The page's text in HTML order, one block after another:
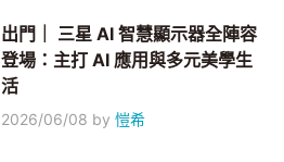
出門｜ 三星 AI 智慧顯示器全陣容
登場：主打 AI 應用與多元美學生
活
2026/06/08 by愷希